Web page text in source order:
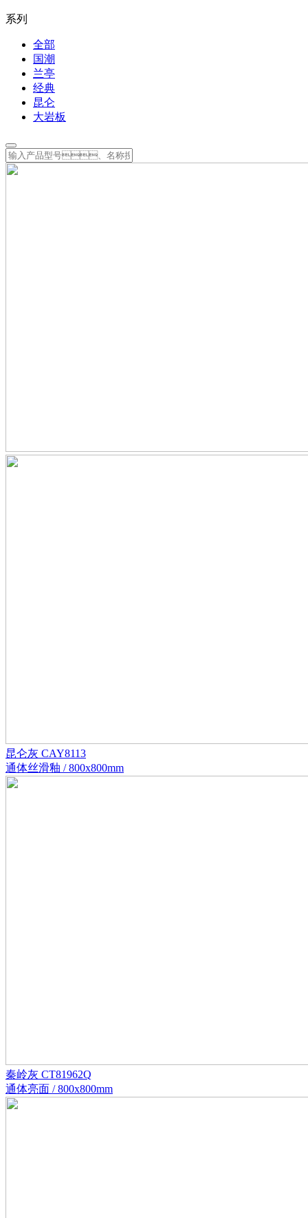
系列
全部
国潮
兰亭
经典
昆仑
大岩板
昆仑灰 CAY8113
通体丝滑釉 / 800x800mm
秦岭灰 CT81962Q
通体亮面 / 800x800mm